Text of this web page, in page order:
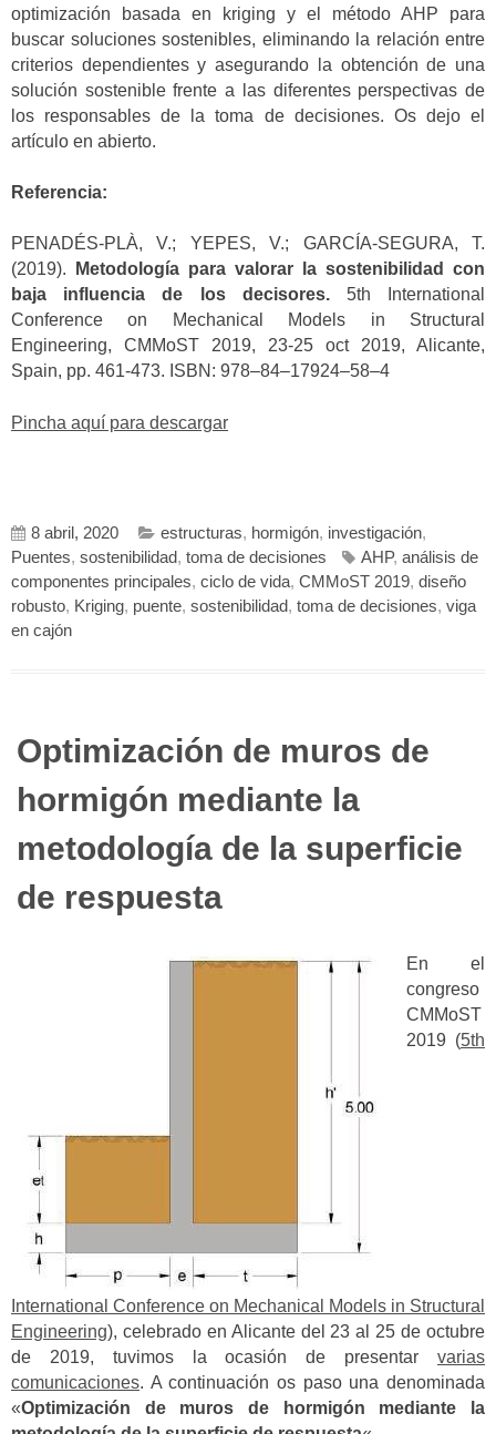
optimización basada en kriging y el método AHP para
buscar soluciones sostenibles, eliminando la relación entre
criterios dependientes y asegurando la obtención de una
solución sostenible frente a las diferentes perspectivas de
los responsables de la toma de decisiones. Os dejo el
artículo en abierto.
Referencia:
PENADÉS-PLÀ, V.; YEPES, V.; GARCÍA-SEGURA, T.
(2019).
Metodología para valorar la sostenibilidad con
baja influencia de los decisores.5th International
Conference on Mechanical Models in Structural
Engineering, CMMoST 2019, 23-25 oct 2019, Alicante,
Spain, pp. 461-473. ISBN: 978–84–17924–58–4
Pincha aquí para descargar
8 abril, 2020 estructuras, hormigón, investigación,
Puentes, sostenibilidad, toma de decisiones AHP, análisis de
componentes principales, ciclo de vida, CMMoST 2019, diseño
robusto, Kriging, puente, sostenibilidad, toma de decisiones, viga
en cajón
Optimización de muros de
hormigón mediante la
metodología de la superficie
de respuesta
En el
congreso
CMMoST
2019 (5th
International Conference on Mechanical Models in Structural
Engineering), celebrado en Alicante del 23 al 25 de octubre
de 2019, tuvimos la ocasión de presentar varias
comunicaciones. A continuación os paso una denominada
«Optimización de muros de hormigón mediante la